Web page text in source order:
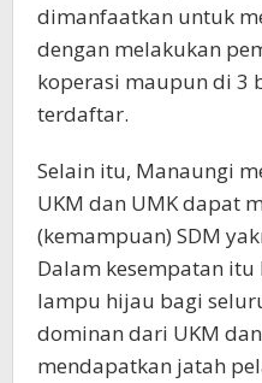
dimanfaatkan untuk
dengan melakukan
koperasi maupun di 3
terdaftar.
Selain itu, Manaungi
UKM dan UMK dapat
(kemampuan) SDM
Dalam kesempatan
lampu hijau bagi
dominan dari UKM
mendapatkan jatah